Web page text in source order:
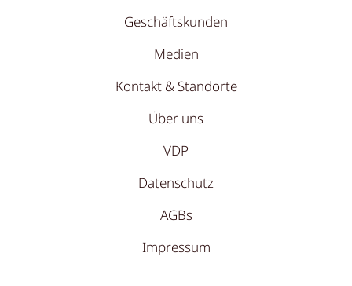
Geschäftskunden
Medien
Kontakt & Standorte
Über uns
VDP
Datenschutz
AGBs
Impressum